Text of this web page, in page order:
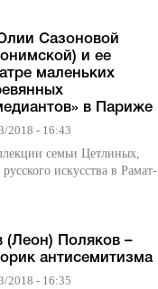
Сазоновой
и ее
маленьких
в Париже
2018 - 16:43
семьи Цетлиных,
искусства в Рамат-
(Леон) Поляков –
антисемитизма
2018 - 16:35